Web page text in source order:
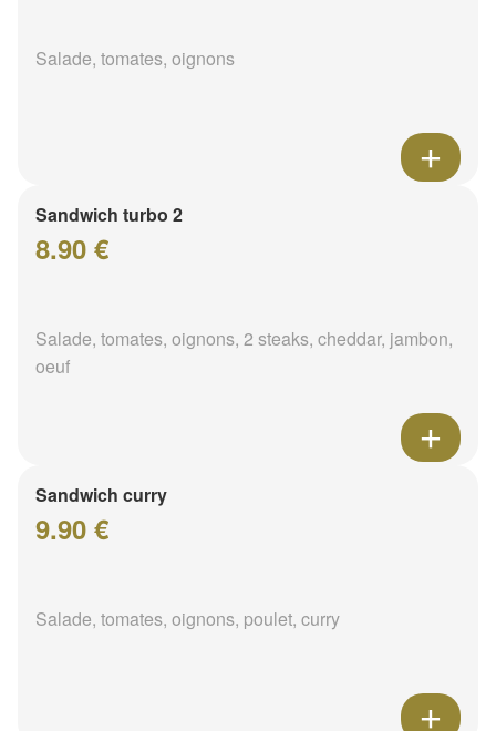
Salade, tomates, oignons
Sandwich turbo 2
8.90 €
Salade, tomates, oignons, 2 steaks, cheddar, jambon,
oeuf
Sandwich curry
9.90 €
Salade, tomates, oignons, poulet, curry